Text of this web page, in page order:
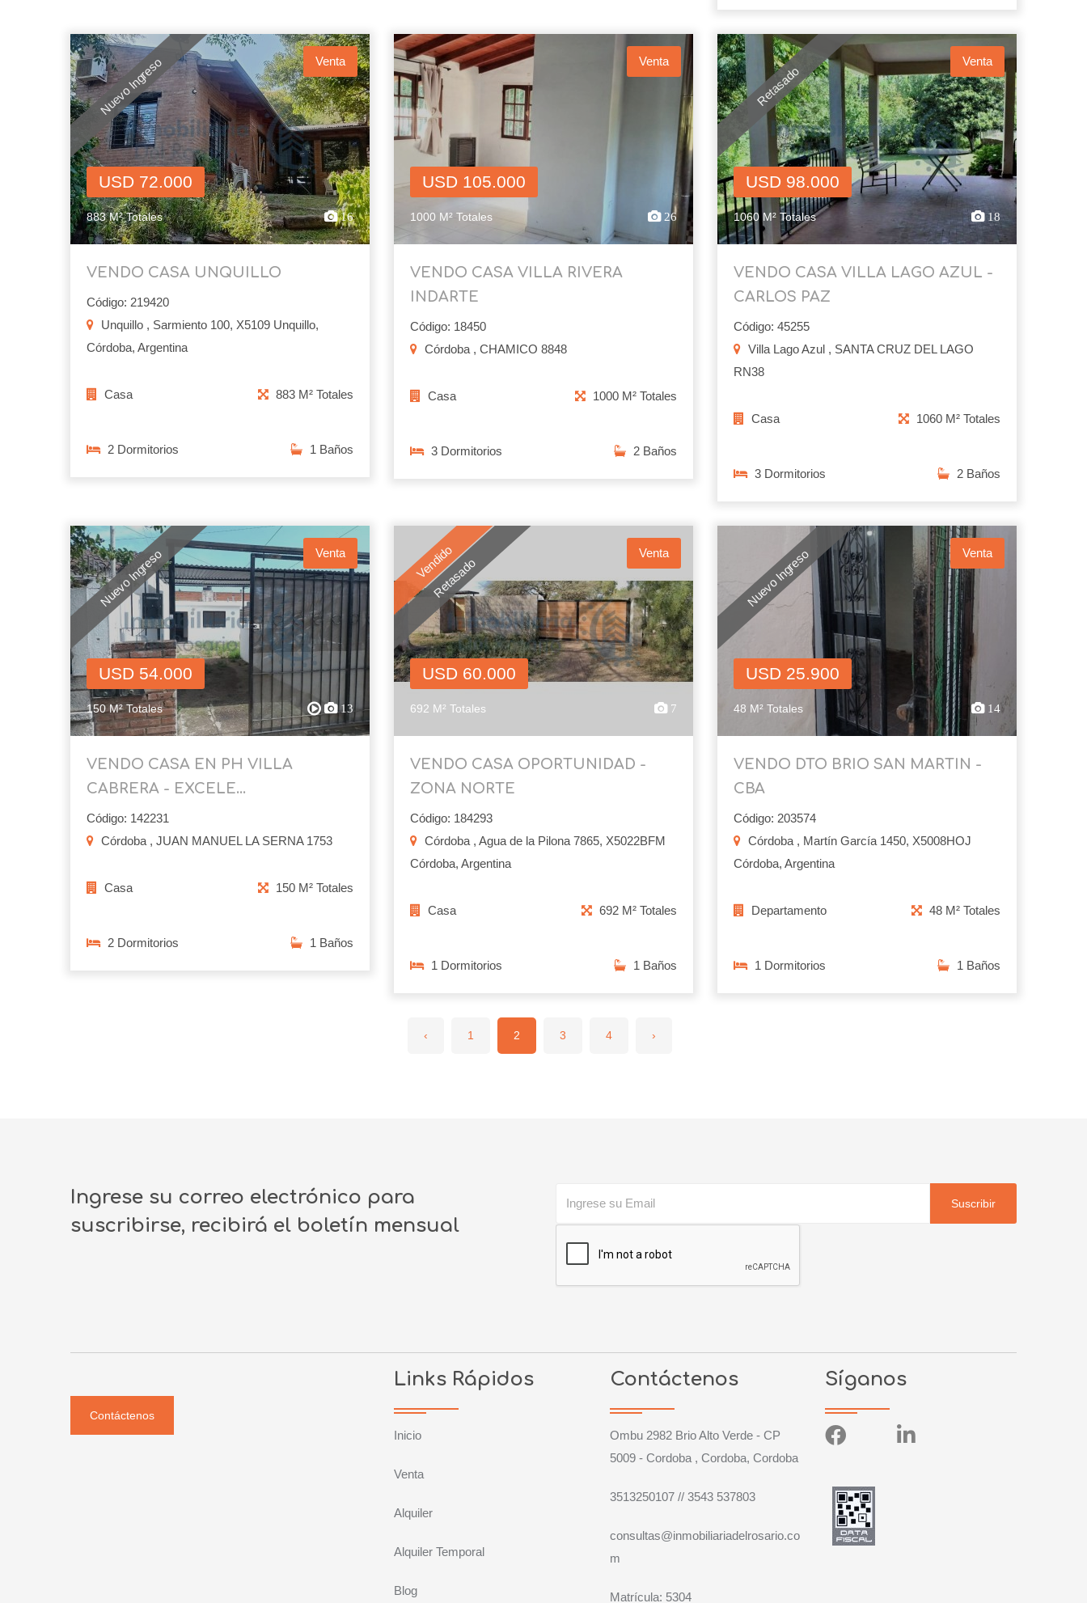
Nuevo Ingreso Venta
USD 72.000
883 M² Totales 16
VENDO CASA UNQUILLO
Código: 219420
Unquillo , Sarmiento 100, X5109 Unquillo,
Córdoba, Argentina
Casa 883 M² Totales
2 Dormitorios 1 Baños
Venta
USD 105.000
1000 M² Totales 26
VENDO CASA VILLA RIVERA
INDARTE
Código: 18450
Córdoba , CHAMICO 8848
Casa 1000 M² Totales
3 Dormitorios 2 Baños
Retasado
Venta
USD 98.000
1060 M² Totales 18
VENDO CASA VILLA LAGO AZUL -
CARLOS PAZ
Código: 45255
Villa Lago Azul , SANTA CRUZ DEL LAGO
RN38
Casa 1060 M² Totales
3 Dormitorios 2 Baños
Nuevo Ingreso Venta
USD 54.000
150 M² Totales 13
VENDO CASA EN PH VILLA
CABRERA - EXCELE...
Código: 142231
Córdoba , JUAN MANUEL LA SERNA 1753
Casa 150 M² Totales
2 Dormitorios 1 Baños
Vendido
Retasado
Venta
USD 60.000
692 M² Totales 7
VENDO CASA OPORTUNIDAD -
ZONA NORTE
Código: 184293
Córdoba , Agua de la Pilona 7865, X5022BFM
Córdoba, Argentina
Casa 692 M² Totales
1 Dormitorios 1 Baños
Nuevo Ingreso Venta
USD 25.900
48 M² Totales 14
VENDO DTO BRIO SAN MARTIN -
CBA
Código: 203574
Córdoba , Martín García 1450, X5008HOJ
Córdoba, Argentina
Departamento 48 M² Totales
1 Dormitorios 1 Baños
‹ 1 2 3 4 ›
Ingrese su correo electrónico para
suscribirse, recibirá el boletín mensual
Suscribir
Contáctenos
Links Rápidos
Inicio
Venta
Alquiler
Alquiler Temporal
Blog
Contáctenos
Ombu 2982 Brio Alto Verde - CP
5009 - Cordoba , Cordoba, Cordoba
3513250107 // 3543 537803
consultas@inmobiliariadelrosario.co
m
Matrícula: 5304
Síganos